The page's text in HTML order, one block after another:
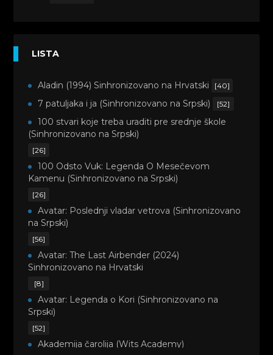
LISTA
Aladin (1994) Sinhronizovano na Hrvatski [40]
7 patuljaka i ja (Sinhronizovano na Srpski) [52]
100 stvari koje treba uraditi pre srednje škole
(Sinhronizovano na Srpski)
[26]
100 Odsto Vuk: Legenda O Mesečevom
Kamenu (Sinhronizovano na Srpski)
[26]
Avatar: Poslednji vladar vetrova (Sinhronizovano
na Srpski)
[56]
Avatar: The Last Airbender (2024)
Sinhronizovano na Hrvatski
[8]
Avatar: Legenda o Kori (Sinhronizovano na
Srpski)
[52]
Akademija čarolija (Wits Academy)